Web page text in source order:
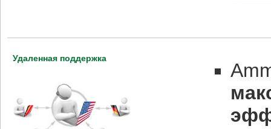
Удаленная поддержка